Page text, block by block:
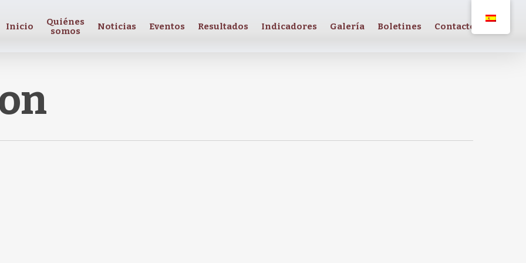
Inicio
Quiénes
somos
Noticias Eventos Resultados Indicadores Galería Boletines Contacto